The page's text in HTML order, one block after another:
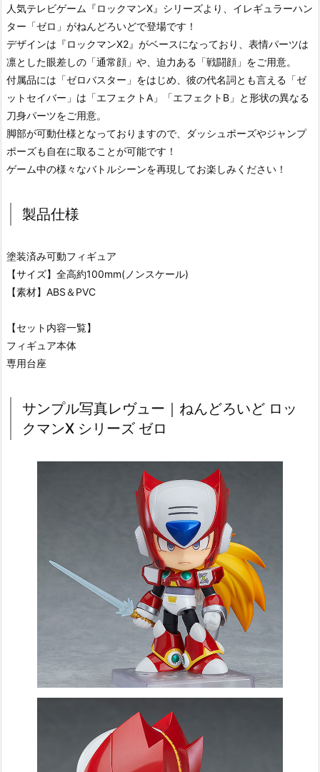
人気テレビゲーム『ロックマンX』シリーズより、イレギュラーハン
ター「ゼロ」がねんどろいどで登場です！
デザインは『ロックマンX2』がベースになっており、表情パーツは
凛とした眼差しの「通常顔」や、迫力ある「戦闘顔」をご用意。
付属品には「ゼロバスター」をはじめ、彼の代名詞とも言える「ゼ
ットセイバー」は「エフェクトA」「エフェクトB」と形状の異なる
刀身パーツをご用意。
脚部が可動仕様となっておりますので、ダッシュポーズやジャンプ
ポーズも自在に取ることが可能です！
ゲーム中の様々なバトルシーンを再現してお楽しみください！
製品仕様
塗装済み可動フィギュア
【サイズ】全高約100mm(ノンスケール)
【素材】ABS＆PVC
【セット内容一覧】
フィギュア本体
専用台座
サンプル写真レヴュー｜ねんどろいど ロッ
クマンX シリーズ ゼロ